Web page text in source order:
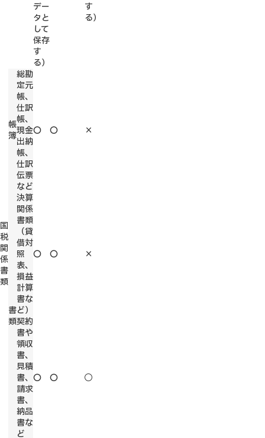
デー
タと
して
保存
す
る）
す
る）
国
税
関
係
書
類
帳
簿
総勘
定元
帳、
仕訳
帳、
現金
出納
帳、
仕訳
伝票
など
〇 〇 ×
書
類
決算
関係
書類
（貸
借対
照
表、
損益
計算
書な
ど）
〇 〇 ×
契約
書や
領収
書、
見積
書、
請求
書、
納品
書な
ど
〇 〇 ◯